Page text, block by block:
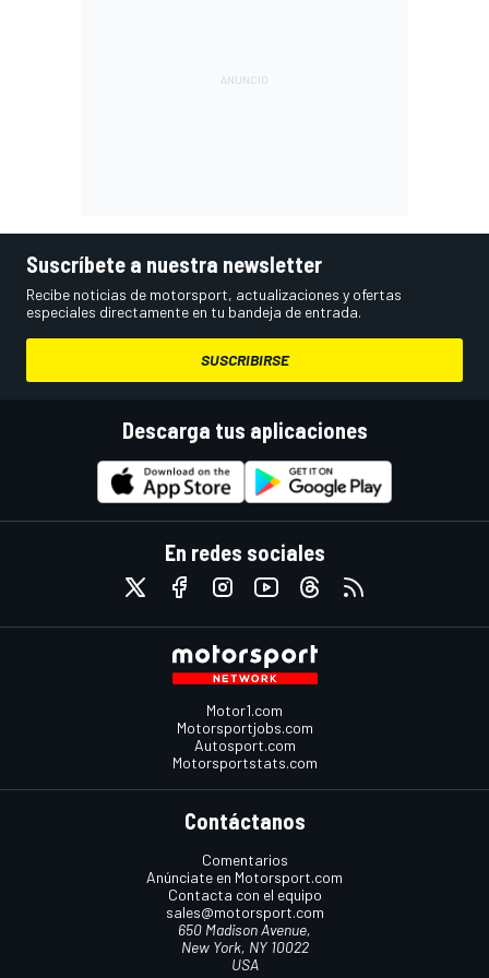
Suscríbete a nuestra newsletter
Recibe noticias de motorsport, actualizaciones y ofertas
especiales directamente en tu bandeja de entrada.
SUSCRIBIRSE
Descarga tus aplicaciones
En redes sociales
Motor1.com
Motorsportjobs.com
Autosport.com
Motorsportstats.com
Contáctanos
Comentarios
Anúnciate en Motorsport.com
Contacta con el equipo
sales@motorsport.com
650 Madison Avenue,
New York, NY 10022
USA